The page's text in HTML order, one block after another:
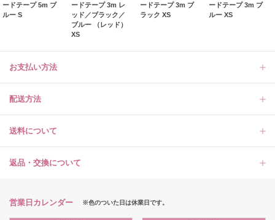
ードテープ 5m ブ
ルー S
ードテープ 3m レ
ッド／ブラック／
ブルー （レッド）
XS
ードテープ 3m ブ
ラック XS
ードテープ 3m ブ
ルー XS
お支払い方法
配送方法
送料について
返品・交換について
営業日カレンダー ※色のついた日は休業日です。